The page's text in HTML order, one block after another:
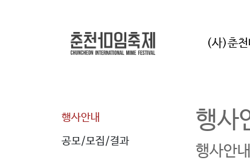
(사)춘천
행사안내
공모/모집/결과
행사
행사안